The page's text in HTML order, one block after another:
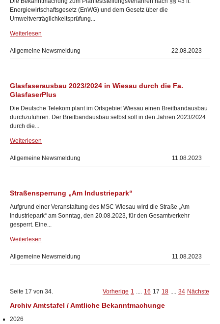
Energiewirtschaftsgesetz (EnWG) und dem Gesetz über die
Umweltverträglichkeitsprüfung...
Weiterlesen
22.08.2023
Allgemeine Newsmeldung
Glasfaserausbau 2023/2024 in Wiesau durch die Fa.
GlasfaserPlus
Die Deutsche Telekom plant im Ortsgebiet Wiesau einen Breitbandausbau
durchzuführen. Der Breitbandausbau selbst soll in den Jahren 2023/2024
durch die...
Weiterlesen
11.08.2023
Allgemeine Newsmeldung
Straßensperrung „Am Industriepark“
Aufgrund einer Veranstaltung des MSC Wiesau wird die Straße „Am
Industriepark“ am Sonntag, den 20.08.2023, für den Gesamtverkehr
gesperrt. Eine...
Weiterlesen
11.08.2023
Allgemeine Newsmeldung
Seite 17 von 34. Vorherige 1 .... 16 17 18 .... 34 Nächste
Archiv Amtstafel / Amtliche Bekanntmachunge
2026